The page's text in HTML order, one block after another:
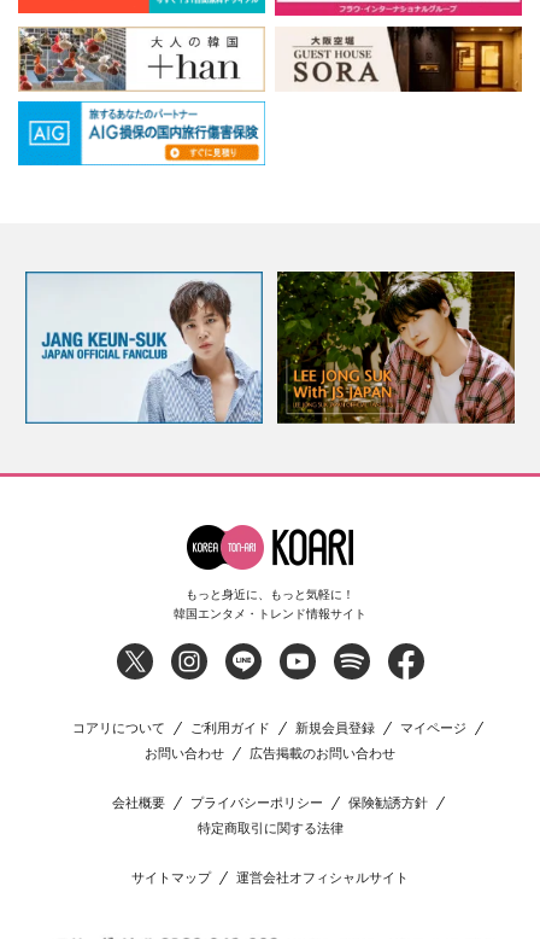
もっと身近に、もっと気軽に！
韓国エンタメ・トレンド情報サイト
コアリについて ご利用ガイド 新規会員登録
マイページ
お問い合わせ
広告掲載のお問い合わせ
会社概要 プライバシーポリシー
保険勧誘方針
特定商取引に関する法律
サイトマップ 運営会社オフィシャルサイト